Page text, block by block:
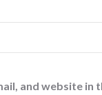
and website in